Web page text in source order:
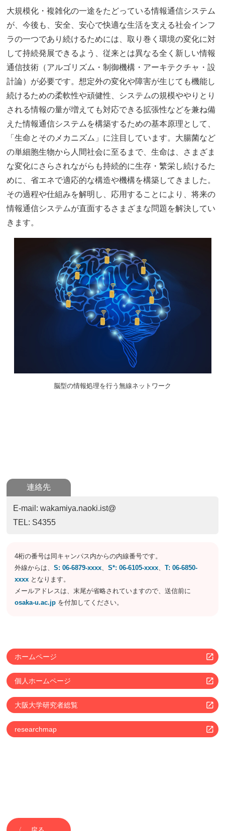
大規模化・複雑化の一途をたどっている情報通信システム
が、今後も、安全、安心で快適な生活を支える社会インフ
ラの一つであり続けるためには、取り巻く環境の変化に対
して持続発展できるよう、従来とは異なる全く新しい情報
通信技術（アルゴリズム・制御機構・アーキテクチャ・設
計論）が必要です。想定外の変化や障害が生じても機能し
続けるための柔軟性や頑健性、システムの規模ややりとり
される情報の量が増えても対応できる拡張性などを兼ね備
えた情報通信システムを構築するための基本原理として、
「生命とそのメカニズム」に注目しています。大腸菌など
の単細胞生物から人間社会に至るまで、生命は、さまざま
な変化にさらされながらも持続的に生存・繁栄し続けるた
めに、省エネで適応的な構造や機構を構築してきました。
その過程や仕組みを解明し、応用することにより、将来の
情報通信システムが直面するさまざまな問題を解決してい
きます。
脳型の情報処理を行う無線ネットワーク
連絡先
E-mail: wakamiya.naoki.ist@
TEL: S4355
4桁の番号は同キャンパス内からの内線番号です。
外線からは、S: 06-6879-xxxx、S*: 06-6105-xxxx、T: 06-6850-
xxxx となります。
メールアドレスは、末尾が省略されていますので、送信前に
osaka-u.ac.jp を付加してください。
ホームページ
個人ホームページ
大阪大学研究者総覧
researchmap